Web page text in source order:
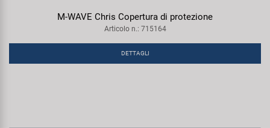
M-WAVE Chris Copertura di protezione
Articolo n.: 715164
DETTAGLI